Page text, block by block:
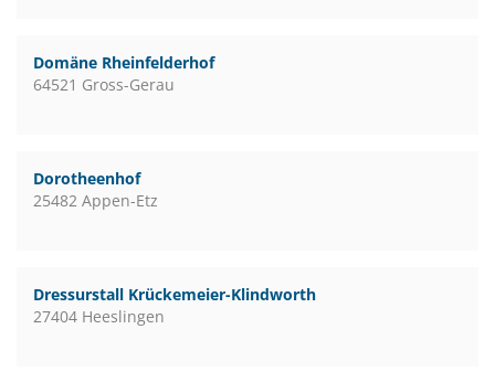
Domäne Rheinfelderhof
64521 Gross-Gerau
Dorotheenhof
25482 Appen-Etz
Dressurstall Krückemeier-Klindworth
27404 Heeslingen